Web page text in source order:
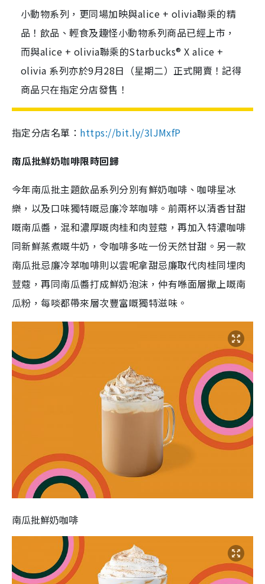
小動物系列，更同場加映與alice + olivia聯乘的精
品！飲品、輕食及趣怪小動物系列商品已經上市，
而與alice + olivia聯乘的Starbucks® X alice +
olivia 系列亦於9月28日（星期二）正式開賣！記得
商品只在指定分店發售！
指定分店名單： https://bit.ly/3lJMxfP
南瓜批鮮奶咖啡限時回歸
今年南瓜批主題飲品系列分別有鮮奶咖啡、咖啡星冰
樂，以及口味獨特嘅忌廉冷萃咖啡。前兩杯以清香甘甜
嘅南瓜醬，混和濃厚嘅肉桂和肉荳蔻，再加入特濃咖啡
同新鮮蒸煮嘅牛奶，令咖啡多咗一份天然甘甜。另一款
南瓜批忌廉冷萃咖啡則以雲呢拿甜忌廉取代肉桂同埋肉
荳蔻，再同南瓜醬打成鮮奶泡沫，仲有喺面層撒上嘅南
瓜粉，每啖都帶來層次豐富嘅獨特滋味。
南瓜批鮮奶咖啡